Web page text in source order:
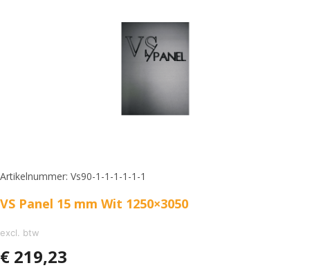
Artikelnummer: Vs90-1-1-1-1-1-1
VS Panel 15 mm Wit 1250×3050
excl. btw
€ 219,23